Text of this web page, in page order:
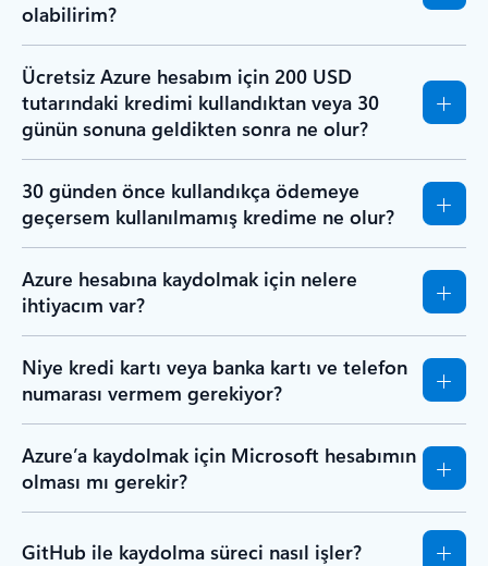
olabilirim?
Ücretsiz Azure hesabım için 200 USD
tutarındaki kredimi kullandıktan veya 30
günün sonuna geldikten sonra ne olur?
30 günden önce kullandıkça ödemeye
geçersem kullanılmamış kredime ne olur?
Azure hesabına kaydolmak için nelere
ihtiyacım var?
Niye kredi kartı veya banka kartı ve telefon
numarası vermem gerekiyor?
Azure’a kaydolmak için Microsoft hesabımın
olması mı gerekir?
GitHub ile kaydolma süreci nasıl işler?